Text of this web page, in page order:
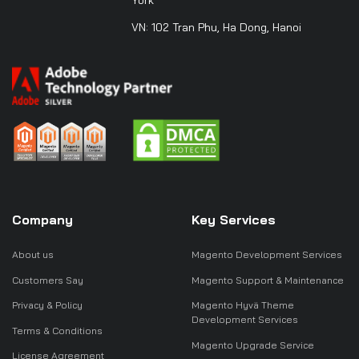
VN: 102 Tran Phu, Ha Dong, Hanoi
Company
About us
Customers Say
Privacy & Policy
Terms & Conditions
License Agreement
Key Services
Magento Development Services
Magento Support & Maintenance
Magento Hyvä Theme
Development Services
Magento Upgrade Service